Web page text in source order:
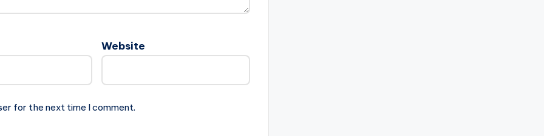
Website
for the next time I comment.